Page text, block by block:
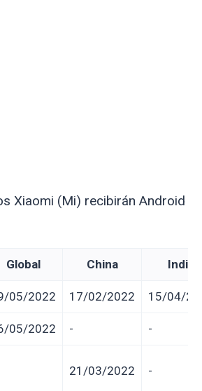
Xiaomi (Mi) recibirán Android
Global China India
05/2022 17/02/2022 15/04/
05/2022 - -
21/03/2022 -